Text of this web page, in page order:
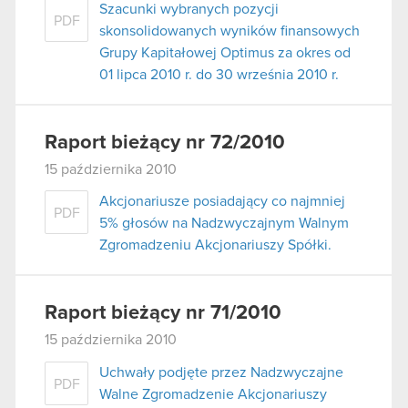
PDF
Szacunki wybranych pozycji
skonsolidowanych wyników finansowych
Grupy Kapitałowej Optimus za okres od
01 lipca 2010 r. do 30 września 2010 r.
Raport bieżący nr 72/2010
15 października 2010
PDF
Akcjonariusze posiadający co najmniej
5% głosów na Nadzwyczajnym Walnym
Zgromadzeniu Akcjonariuszy Spółki.
Raport bieżący nr 71/2010
15 października 2010
PDF
Uchwały podjęte przez Nadzwyczajne
Walne Zgromadzenie Akcjonariuszy